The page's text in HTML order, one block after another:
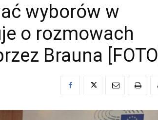
wyborów w
o rozmowach
Brauna [FOTO]